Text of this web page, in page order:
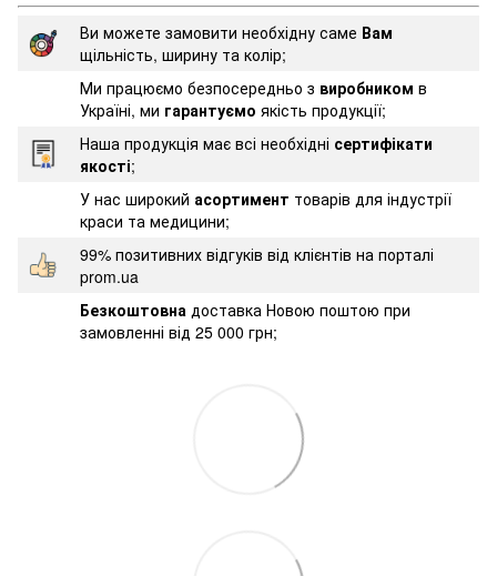
Ви можете замовити необхідну саме Вам
щільність, ширину та колір;
Ми працюємо безпосередньо з виробником в
Україні, ми гарантуємо якість продукції;
Наша продукція має всі необхідні сертифікати
якості;
У нас широкий асортимент товарів для індустрії
краси та медицини;
99% позитивних відгуків від клієнтів на порталі
prom.ua
Безкоштовна доставка Новою поштою при
замовленні від 25 000 грн;